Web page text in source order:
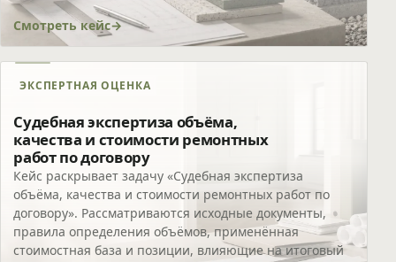
Смотреть кейс
ЭКСПЕРТНАЯ ОЦЕНКА
Судебная экспертиза объёма,
качества и стоимости ремонтных
работ по договору
Кейс раскрывает задачу «Судебная экспертиза
объёма, качества и стоимости ремонтных работ по
договору». Рассматриваются исходные документы,
правила определения объёмов, применённая
стоимостная база и позиции, влияющие на итоговый